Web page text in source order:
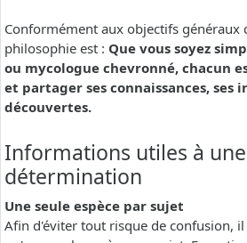
Conformément aux objectifs généraux
philosophie est : Que vous soyez
ou mycologue chevronné, chacun
et partager ses connaissances, ses
découvertes.
Informations utiles à
détermination
Une seule espèce par sujet
Afin d'éviter tout risque de confusion,